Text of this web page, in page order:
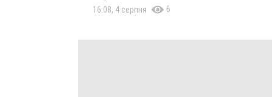
16:08, 4 серпня 6